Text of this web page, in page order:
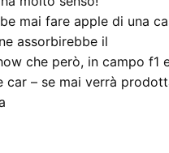
mai fare apple di una
assorbirebbe il
che però, in campo f1
car – se mai verrà